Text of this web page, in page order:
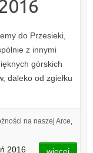
do Przesieki,
z innymi
górskich
daleko od zgiełku
na naszej Arce,
2016